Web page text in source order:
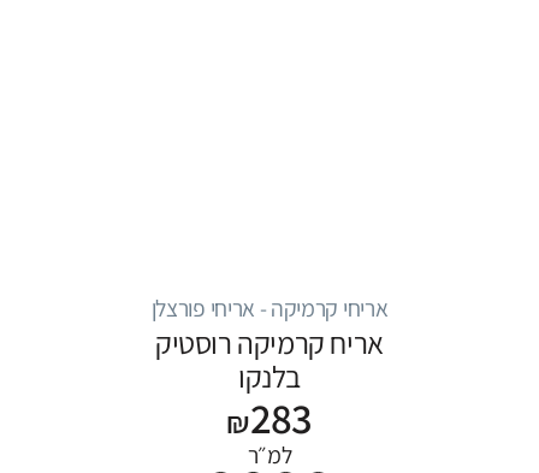
אריחי קרמיקה - אריחי פורצלן
אריח קרמיקה רוסטיק
בלנקו
₪283
למ״ר